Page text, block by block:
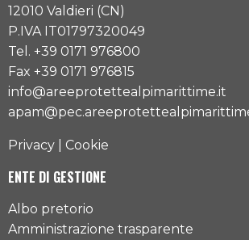
12010 Valdieri (CN)
P.IVA IT01797320049
Tel. +39 0171 976800
Fax +39 0171 976815
info@areeprotettealpimarittime.it
Privacy Cookie
ENTE DI GESTIONE
Albo pretorio
Amministrazione trasparente